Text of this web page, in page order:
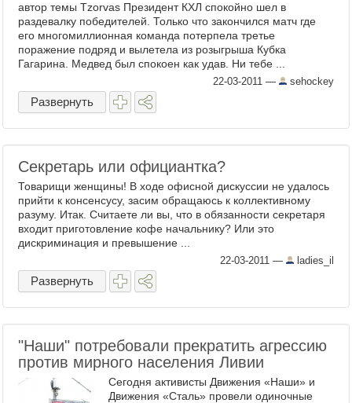
автор темы Tzorvas Президент КХЛ спокойно шел в
раздевалку победителей. Только что закончился матч где
его многомиллионная команда потерпела третье
поражение подряд и вылетела из розыгрыша Кубка
Гагарина. Медвед был спокоен как удав. Ни тебе ...
22-03-2011 — sehockey
Развернуть
Секретарь или официантка?
Товарищи женщины! В ходе офисной дискуссии не удалось
прийти к консенсусу, засим обращаюсь к коллективному
разуму. Итак. Считаете ли вы, что в обязанности секретаря
входит приготовление кофе начальнику? Или это
дискриминация и превышение ...
22-03-2011 — ladies_il
Развернуть
"Наши" потребовали прекратить агрессию
против мирного населения Ливии
Сегодня активисты Движения «Наши» и
Движения «Сталь» провели одиночные